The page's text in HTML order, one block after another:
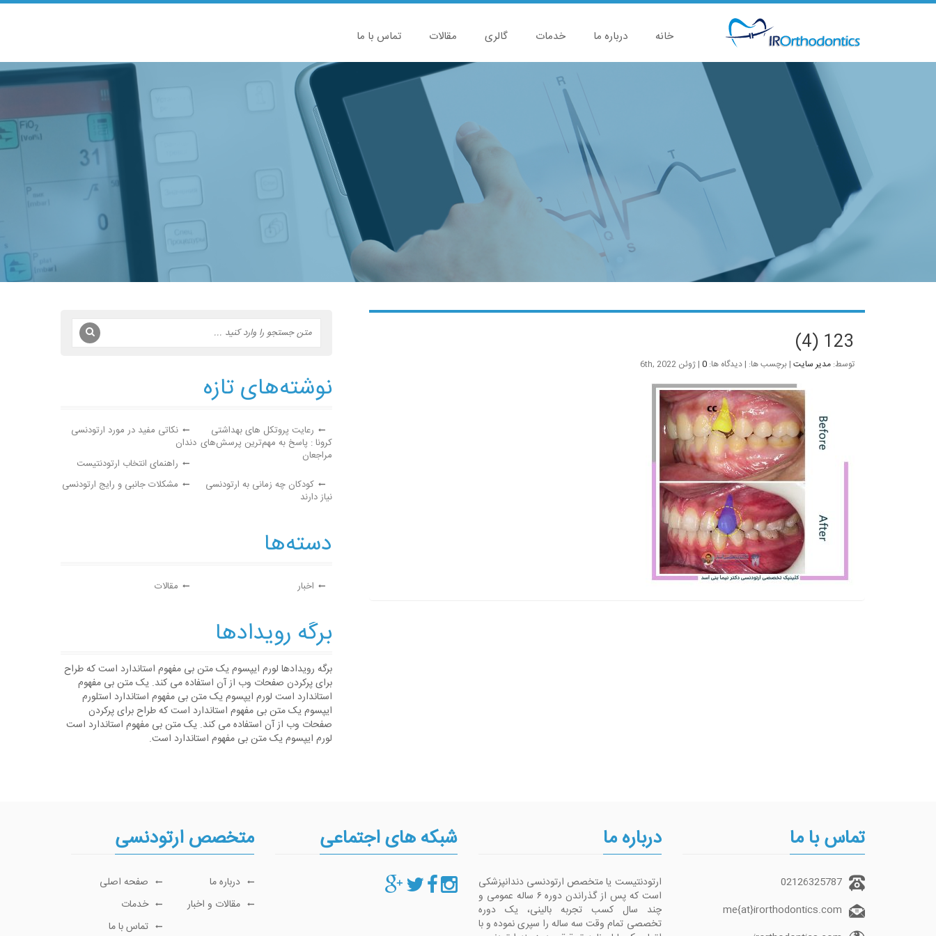
خانه درباره ما خدمات گالری مقالات تماس با ما
123 (4)
توسط: مدیر سایت | برچسب ها: | دیدگاه ها: 0 | ژوئن 6th, 2022
نوشته‌های تازه
رعایت پروتکل های بهداشتی
کرونا : پاسخ به مهم‌ترین پرسش‌های
مراجعان
نکاتی مفید در مورد ارتودنسی
دندان
راهنمای انتخاب ارتودنتیست
کودکان چه زمانی به ارتودنسی
نیاز دارند
مشکلات جانبی و رایج ارتودنسی
دسته‌ها
اخبار مقالات
برگه رویدادها
برگه رویدادها لورم ایپسوم یک متن بی مفهوم استاندارد است که طراح
برای پرکردن صفحات وب از آن استفاده می کند. یک متن بی مفهوم
استاندارد است لورم ایپسوم یک متن بی مفهوم استاندارد استلورم
ایپسوم یک متن بی مفهوم استاندارد است که طراح برای پرکردن
صفحات وب از آن استفاده می کند. یک متن بی مفهوم استاندارد است
لورم ایپسوم یک متن بی مفهوم استاندارد است.
متخصص ارتودنسی
صفحه اصلی
درباره ما
خدمات
مقالات و اخبار
تماس با ما
شبکه های اجتماعی درباره ما
ارتودنتیست یا متخصص ارتودنسی دندانپزشکی
است که پس از گذراندن دوره ۶ ساله عمومی و
چند سال کسب تجربه بالینی، یک دوره
تخصصی تمام وقت سه ساله را سپری نموده و با
تماس با ما
02126325787
me{at}irorthodontics.com